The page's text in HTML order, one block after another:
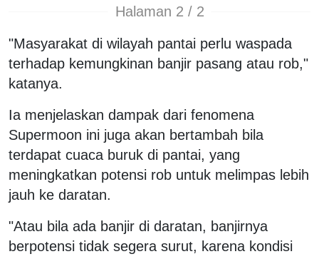
Halaman 2 / 2
"Masyarakat di wilayah pantai perlu waspada
terhadap kemungkinan banjir pasang atau rob,"
katanya.
Ia menjelaskan dampak dari fenomena
Supermoon ini juga akan bertambah bila
terdapat cuaca buruk di pantai, yang
meningkatkan potensi rob untuk melimpas lebih
jauh ke daratan.
"Atau bila ada banjir di daratan, banjirnya
berpotensi tidak segera surut, karena kondisi